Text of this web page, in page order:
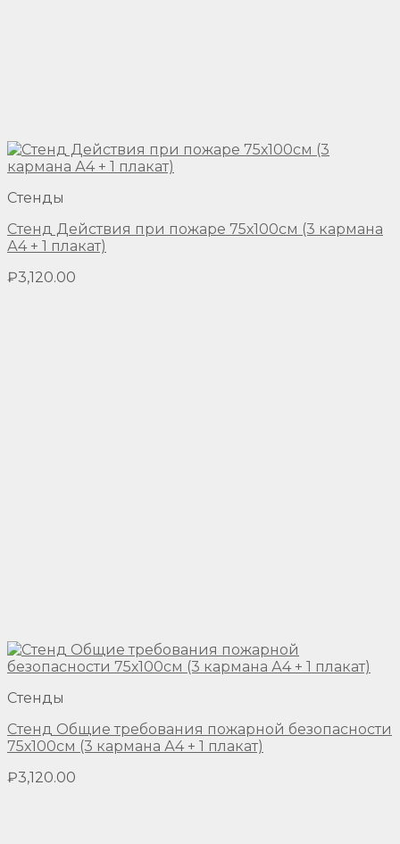
Стенды
Стенд Действия при пожаре 75х100см (3 кармана
А4 + 1 плакат)
₽3,120.00
Стенды
Стенд Общие требования пожарной безопасности
75х100см (3 кармана А4 + 1 плакат)
₽3,120.00